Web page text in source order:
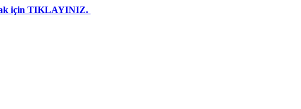
için TIKLAYINIZ.